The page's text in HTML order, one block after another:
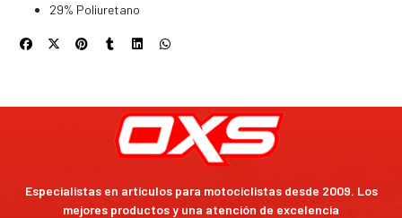
29% Poliuretano
Especialistas en artículos para motociclistas desde 2009. Los
mejores productos y una atención de excelencia